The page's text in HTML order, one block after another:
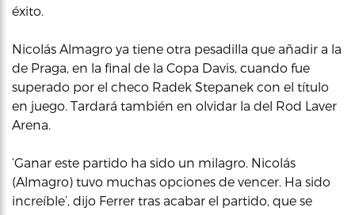
éxito.
Nicolás Almagro ya tiene otra pesadilla que añadir a la
de Praga, en la final de la Copa Davis, cuando fue
superado por el checo Radek Stepanek con el título
en juego. Tardará también en olvidar la del Rod Laver
Arena.
‘Ganar este partido ha sido un milagro. Nicolás
(Almagro) tuvo muchas opciones de vencer. Ha sido
increíble’, dijo Ferrer tras acabar el partido, que se